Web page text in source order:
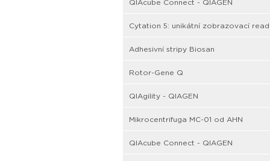
QIAcube Connect - QIAGEN
Cytation 5: unikátní zobrazovací
Adhesivní stripy Biosan
Rotor-Gene Q
QIAgility - QIAGEN
Mikrocentrifuga MC-01 od AHN
QIAcube Connect - QIAGEN